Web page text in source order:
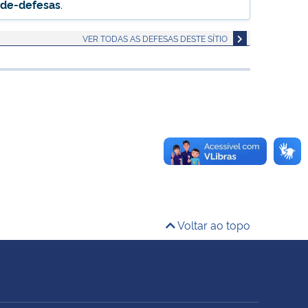
defesas.
VER TODAS AS DEFESAS DESTE SÍTIO
Voltar ao topo